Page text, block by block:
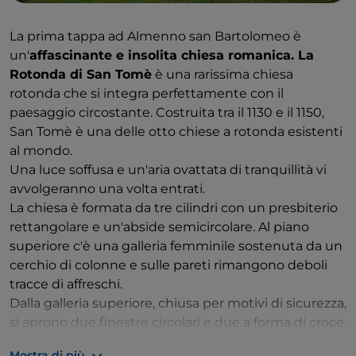
di San Lorenzo, che ospita ilMuseo del Tesoroe
l'enorme fonte battesimale in pietra di Ollare,
risalente al 1156
Un antico e affascinante ponte in pietra attraversa il
fiume Mera con uno splendido scenario di
montagna. Le viste migliori si hanno da un secondo
ponte lungo il fiume, ma prendetevi il tempo di
attraversare il ponte di pietra della Mera per vedere le
statue che lo sorvegliano.
Dopo aver girovagato per il centro storico, si consiglia
una gita alParco archeologico botanico del
Paradiso. Si trova in posizione elevata, con una
splendida vista sulla città e sulla valle.
I giardini sono costituiti da due colline: il Paradiso e il
una passerella e da sentieri. È una salita un po'
La prima tappa ad Almenno san Bartolomeo è
un'affascinante e insolita chiesa romanica. La
Rotonda di San Tomè è una rarissima chiesa
rotonda che si integra perfettamente con il
paesaggio circostante. Costruita tra il 1130 e il 1150,
San Tomè è una delle otto chiese a rotonda esistenti
al mondo.
Una luce soffusa e un'aria ovattata di tranquillità vi
avvolgeranno una volta entrati.
La chiesa è formata da tre cilindri con un presbiterio
rettangolare e un'abside semicircolare. Al piano
superiore c'è una galleria femminile sostenuta da un
cerchio di colonne e sulle pareti rimangono deboli
tracce di affreschi.
Dalla galleria superiore, chiusa per motivi di sicurezza,
si aprono due finestre circolari e due a forma di croce.